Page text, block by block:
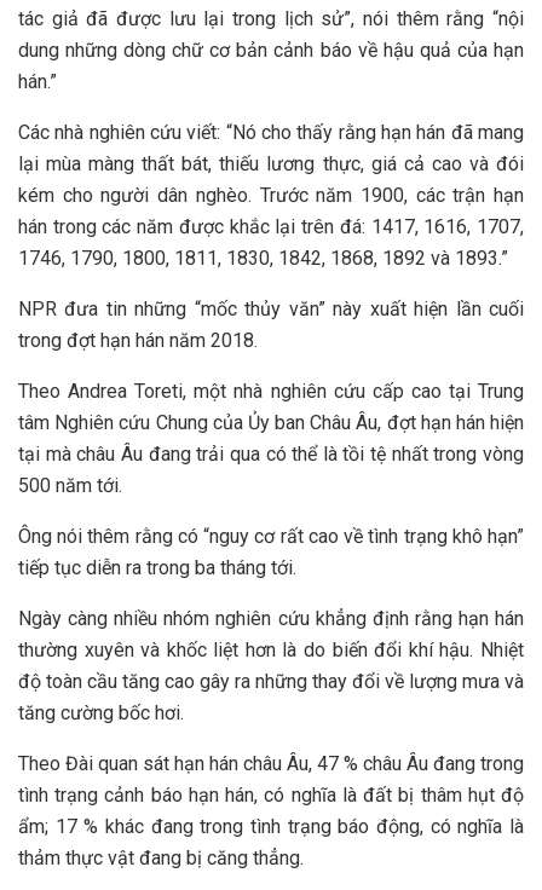
tác giả đã được lưu lại trong lịch sử”, nói thêm rằng “nội
dung những dòng chữ cơ bản cảnh báo về hậu quả của hạn
hán.”
Các nhà nghiên cứu viết: “Nó cho thấy rằng hạn hán đã mang
lại mùa màng thất bát, thiếu lương thực, giá cả cao và đói
kém cho người dân nghèo. Trước năm 1900, các trận hạn
hán trong các năm được khắc lại trên đá: 1417, 1616, 1707,
1746, 1790, 1800, 1811, 1830, 1842, 1868, 1892 và 1893.”
NPR đưa tin những “mốc thủy văn” này xuất hiện lần cuối
trong đợt hạn hán năm 2018.
Theo Andrea Toreti, một nhà nghiên cứu cấp cao tại Trung
tâm Nghiên cứu Chung của Ủy ban Châu Âu, đợt hạn hán hiện
tại mà châu Âu đang trải qua có thể là tồi tệ nhất trong vòng
500 năm tới.
Ông nói thêm rằng có “nguy cơ rất cao về tình trạng khô hạn”
tiếp tục diễn ra trong ba tháng tới.
Ngày càng nhiều nhóm nghiên cứu khẳng định rằng hạn hán
thường xuyên và khốc liệt hơn là do biến đổi khí hậu. Nhiệt
độ toàn cầu tăng cao gây ra những thay đổi về lượng mưa và
tăng cường bốc hơi.
Theo Đài quan sát hạn hán châu Âu, 47 % châu Âu đang trong
tình trạng cảnh báo hạn hán, có nghĩa là đất bị thâm hụt độ
ẩm; 17 % khác đang trong tình trạng báo động, có nghĩa là
thảm thực vật đang bị căng thẳng.